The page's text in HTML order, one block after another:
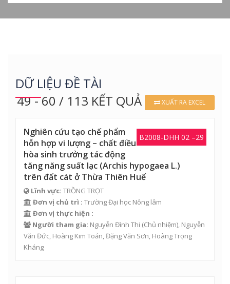
DỮ LIỆU ĐỀ TÀI
49 - 60 / 113 KẾT QUẢ
XUẤT RA EXCEL
B2008-DHH 02 –29
Nghiên cứu tạo chế phẩm
hỗn hợp vi lượng – chất điều
hòa sinh trưởng tác động
tăng năng suất lạc (Archis hypogaea L.)
trên đất cát ở Thừa Thiên Huế
Lĩnh vực: TRỒNG TRỌT
Đơn vị chủ trì : Trường Đại học Nông lâm
Đơn vị thực hiện :
Người tham gia: Nguyễn Đình Thi (Chủ nhiệm), Nguyễn
Văn Đức, Hoàng Kim Toản,Đặng Văn Sơn, Hoàng Trọng
Kháng